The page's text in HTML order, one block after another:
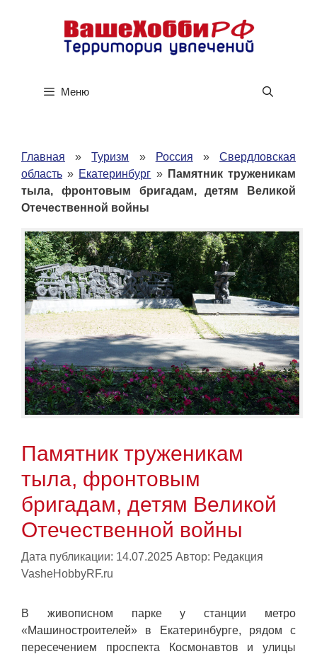
содержимому
Меню
Главная »Туризм » Россия »Свердловская
область » Екатеринбург » Памятник труженикам
тыла, фронтовым бригадам, детям Великой
Отечественной войны
Памятник труженикам
тыла, фронтовым
бригадам, детям Великой
Отечественной войны
Дата публикации: 14.07.2025 Автор: Редакция
VasheHobbyRF.ru
В живописном парке у станции метро
«Машиностроителей» в Екатеринбурге, рядом с
пересечением проспекта Космонавтов и улицы